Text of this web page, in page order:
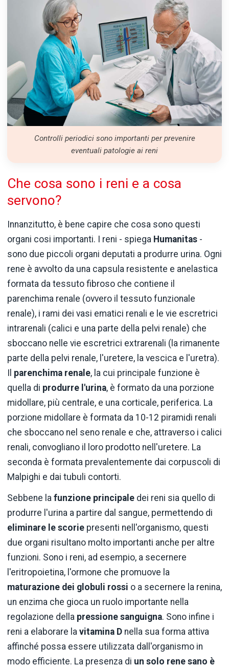
Controlli periodici sono importanti per prevenire
eventuali patologie ai reni
Che cosa sono i reni e a cosa
servono?
Innanzitutto, è bene capire che cosa sono questi
organi cosi importanti. I reni - spiega Humanitas -
sono due piccoli organi deputati a produrre urina. Ogni
rene è avvolto da una capsula resistente e anelastica
formata da tessuto fibroso che contiene il
parenchima renale (ovvero il tessuto funzionale
renale), i rami dei vasi ematici renali e le vie escretrici
intrarenali (calici e una parte della pelvi renale) che
sboccano nelle vie escretrici extrarenali (la rimanente
parte della pelvi renale, l'uretere, la vescica e l'uretra).
Il parenchima renale, la cui principale funzione è
quella di produrre l'urina, è formato da una porzione
midollare, più centrale, e una corticale, periferica. La
porzione midollare è formata da 10-12 piramidi renali
che sboccano nel seno renale e che, attraverso i calici
renali, convogliano il loro prodotto nell'uretere. La
seconda è formata prevalentemente dai corpuscoli di
Malpighi e dai tubuli contorti.
Sebbene la funzione principale dei reni sia quello di
produrre l'urina a partire dal sangue, permettendo di
eliminare le scorie presenti nell'organismo, questi
due organi risultano molto importanti anche per altre
funzioni. Sono i reni, ad esempio, a secernere
l'eritropoietina, l'ormone che promuove la
maturazione dei globuli rossi o a secernere la renina,
un enzima che gioca un ruolo importante nella
regolazione della pressione sanguigna. Sono infine i
reni a elaborare la vitamina D nella sua forma attiva
affinché possa essere utilizzata dall'organismo in
modo efficiente. La presenza di un solo rene sano è